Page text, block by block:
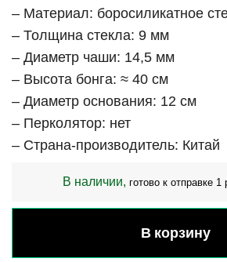
– Материал: боросиликатное
– Толщина стекла: 9 мм
– Диаметр чаши: 14,5 мм
– Высота бонга: ≈ 40 см
– Диаметр основания: 12 см
– Перколятор: нет
– Страна-производитель: Китай
В наличии, готово к отправке
В корзину